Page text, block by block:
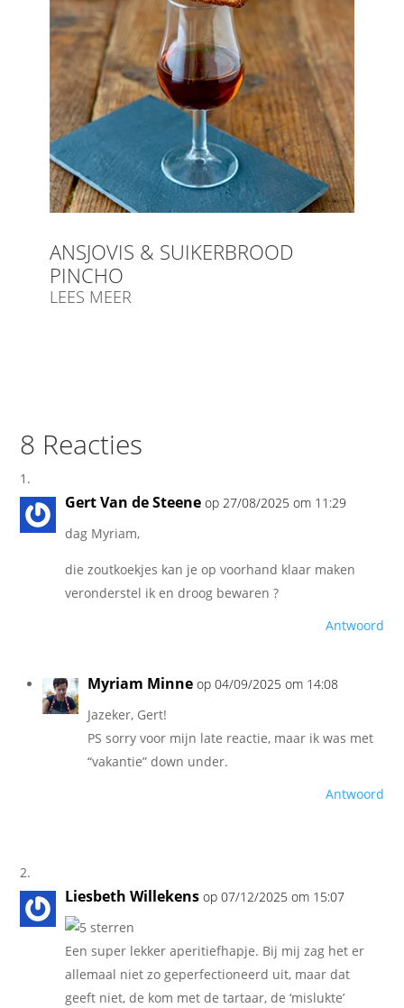
ANSJOVIS & SUIKERBROOD
PINCHO
LEES MEER
8 Reacties
Gert Van de Steene op 27/08/2025 om 11:29
dag Myriam,
die zoutkoekjes kan je op voorhand klaar maken
veronderstel ik en droog bewaren ?
Antwoord
Myriam Minne op 04/09/2025 om 14:08
Jazeker, Gert!
PS sorry voor mijn late reactie, maar ik was met
“vakantie” down under.
Antwoord
Liesbeth Willekens op 07/12/2025 om 15:07
Een super lekker aperitiefhapje. Bij mij zag het er
allemaal niet zo geperfectioneerd uit, maar dat
geeft niet, de kom met de tartaar, de ‘mislukte’